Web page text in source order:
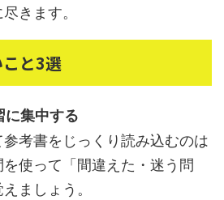
きます。
と3選
に集中する
考書をじっくり読み込むのは
使って「間違えた・迷う問
ましょう。